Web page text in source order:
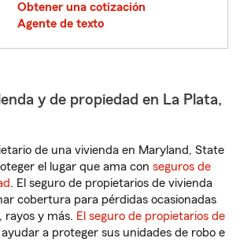
Obtener una cotización
Agente de texto
y de propiedad en La Plata,
de una vivienda en Maryland, State
el lugar que ama con seguros de
. El seguro de propietarios de vivienda
cobertura para pérdidas ocasionadas
rayos y más. El seguro de propietarios de
a proteger sus unidades de robo e